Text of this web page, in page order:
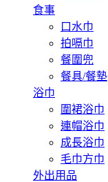
食事
口水巾
拍嗝巾
餐圍兜
餐具/餐墊
浴巾
圍裙浴巾
連帽浴巾
成長浴巾
毛巾方巾
外出用品